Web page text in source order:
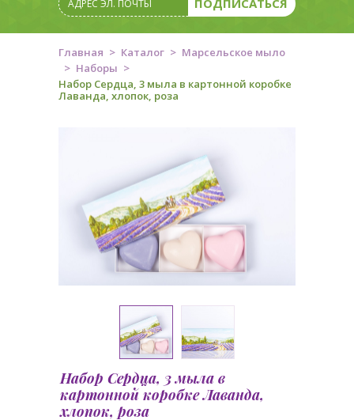
Главная Каталог
Марсельское мыло
Наборы
Набор Сердца, 3 мыла в картонной коробке
Лаванда, хлопок, роза
Набор Сердца, 3 мыла в
картонной коробке Лаванда,
хлопок, роза